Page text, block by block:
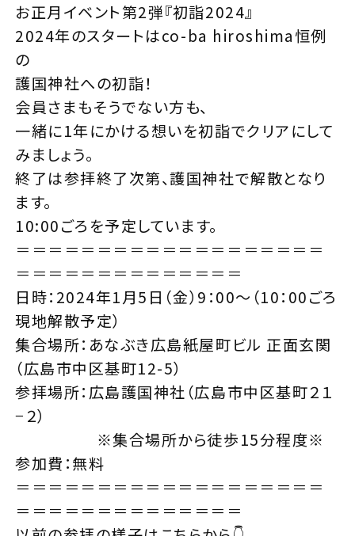
お正月イベント第2弾『初詣2024』
2024年のスタートはco-ba hiroshima恒例
の
護国神社への初詣！
会員さまもそうでない方も、
一緒に1年にかける想いを初詣でクリアにして
みましょう。
終了は参拝終了次第、護国神社で解散となり
ます。
10:00ごろを予定しています。
＝＝＝＝＝＝＝＝＝＝＝＝＝＝＝＝＝＝＝
＝＝＝＝＝＝＝＝＝＝＝＝＝＝
日時：2024年1月5日（金）9：00～（10：00ごろ
現地解散予定）
集合場所：あなぶき広島紙屋町ビル 正面玄関
（広島市中区基町12-5）
参拝場所：広島護国神社（広島市中区基町２１
−２）
※集合場所から徒歩15分程度※
参加費：無料
＝＝＝＝＝＝＝＝＝＝＝＝＝＝＝＝＝＝＝
＝＝＝＝＝＝＝＝＝＝＝＝＝＝